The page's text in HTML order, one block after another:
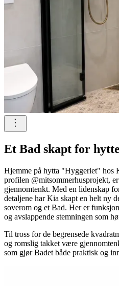
Et Bad skapt for
Hjemme på hytta "Hyggeriet" hos
profilen @mitsommerhusprojekt,
gjennomtenkt. Med en lidenskap
detaljene har Kia skapt en helt ny
soverom og et Bad. Her er
og avslappende stemningen som
Til tross for de begrensede
og romslig takket være
som gjør Badet både praktisk og